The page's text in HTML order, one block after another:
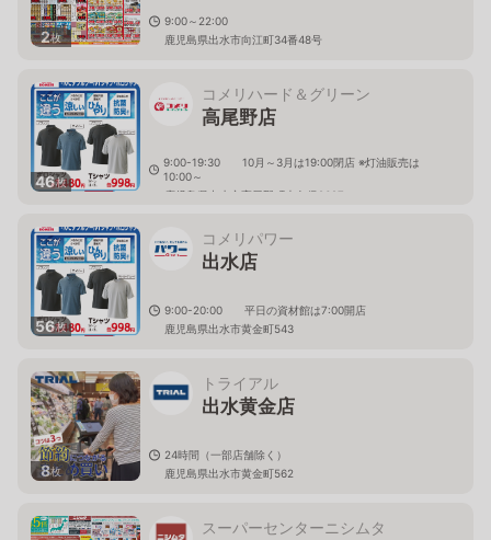
2枚
9:00～22:00
鹿児島県出水市向江町34番48号
46枚
コメリハード＆グリーン
高尾野店
9:00-19:30 10月～3月は19:00閉店 ※灯油販売は
10:00～
鹿児島県出水市高尾野町大久保2627
56枚
コメリパワー
出水店
9:00-20:00 平日の資材館は7:00開店
鹿児島県出水市黄金町543
8枚
トライアル
出水黄金店
24時間（一部店舗除く）
鹿児島県出水市黄金町562
スーパーセンターニシムタ